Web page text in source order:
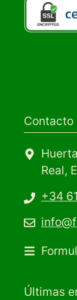
Contacto
Real,
+34
Últimas